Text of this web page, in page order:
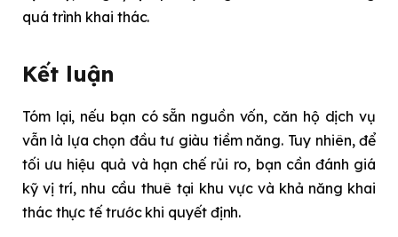
quá trình khai thác.
Kết luận
Tóm lại, nếu bạn có sẵn nguồn vốn, căn hộ dịch vụ
vẫn là lựa chọn đầu tư giàu tiềm năng. Tuy nhiên, để
tối ưu hiệu quả và hạn chế rủi ro, bạn cần đánh giá
kỹ vị trí, nhu cầu thuê tại khu vực và khả năng khai
thác thực tế trước khi quyết định.